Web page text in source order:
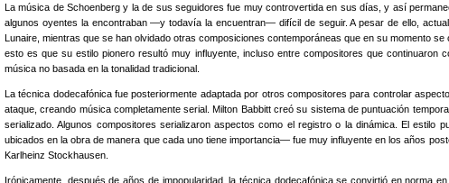
La música de Schoenberg y la de sus seguidores fue muy controvertida en sus días, y así
algunos oyentes la encontraban —y todavía la encuentran— difícil de seguir. A pesar de ello,
Lunaire, mientras que se han olvidado otras composiciones contemporáneas que en su momento
esto es que su estilo pionero resultó muy influyente, incluso entre compositores que continuaron
música no basada en la tonalidad tradicional.
La técnica dodecafónica fue posteriormente adaptada por otros compositores para controlar
ataque, creando música completamente serial. Milton Babbitt creó su sistema de puntuación
serializado. Algunos compositores serializaron aspectos como el registro o la dinámica. El estilo
ubicados en la obra de manera que cada uno tiene importancia— fue muy influyente en los años
Karlheinz Stockhausen.
Irónicamente, después de años de impopularidad, la técnica dodecafónica se convirtió en norma